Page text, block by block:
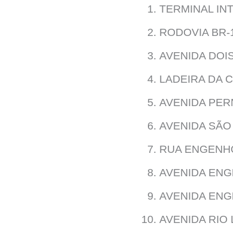
TERMINAL
RODOVIA
AVENIDA
LADEIRA DA
AVENIDA
AVENIDA
RUA
AVENIDA
AVENIDA
AVENIDA RIO